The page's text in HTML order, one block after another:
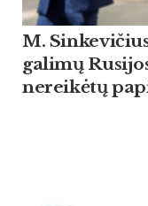
M.
galimų
nereikėtų